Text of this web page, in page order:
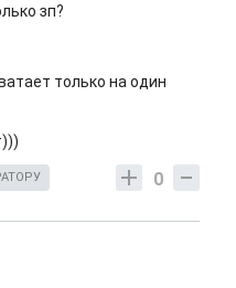
зп?
только на один
0